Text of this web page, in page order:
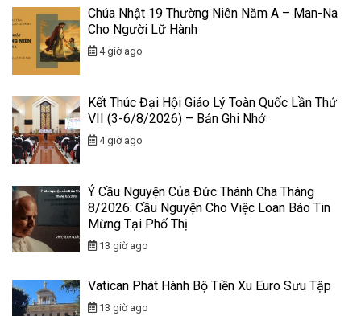
Chúa Nhật 19 Thường Niên Năm A – Man-Na
Cho Người Lữ Hành
4 giờ ago
Kết Thúc Đại Hội Giáo Lý Toàn Quốc Lần Thứ
VII (3-6/8/2026) – Bản Ghi Nhớ
4 giờ ago
Ý Cầu Nguyện Của Đức Thánh Cha Tháng
8/2026: Cầu Nguyện Cho Việc Loan Báo Tin
Mừng Tại Phố Thị
13 giờ ago
Vatican Phát Hành Bộ Tiền Xu Euro Sưu Tập
13 giờ ago